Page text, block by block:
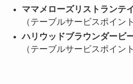
ママメローズリストランテ
（テーブルサービスポイン
ハリウッドブラウンダービ
（テーブルサービスポイン